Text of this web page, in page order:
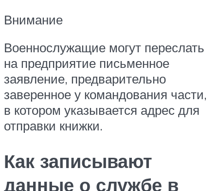
Внимание
Военнослужащие могут переслать
на предприятие письменное
заявление, предварительно
заверенное у командования части,
в котором указывается адрес для
отправки книжки.
Как записывают
данные о службе в